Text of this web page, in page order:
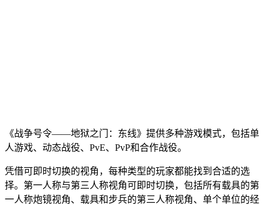
《战争号令——地狱之门：东线》提供多种游戏模式，包括单
人游戏、动态战役、PvE、PvP和合作战役。
凭借可即时切换的视角，每种类型的玩家都能找到合适的选
择。第一人称与第三人称视角可即时切换，包括所有载具的第
一人称炮镜视角、载具和步兵的第三人称视角、单个单位的经